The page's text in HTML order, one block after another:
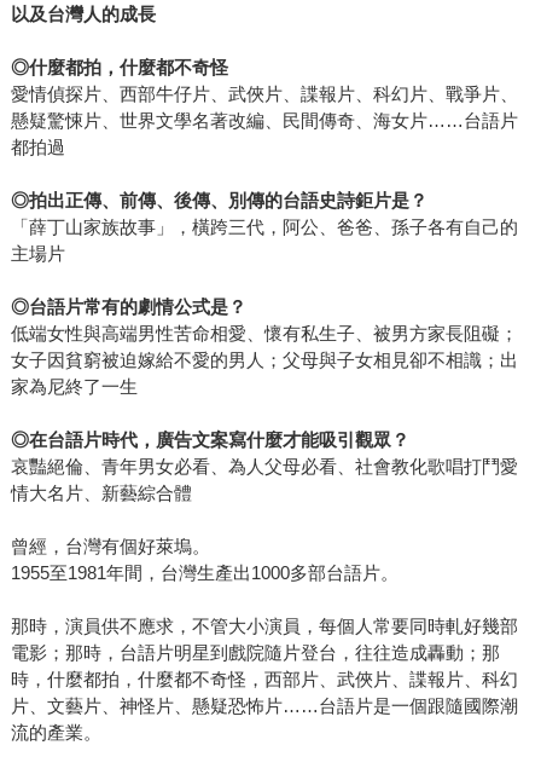
以及台灣人的成長
◎什麼都拍，什麼都不奇怪
愛情偵探片、西部牛仔片、武俠片、諜報片、科幻片、戰爭片、
懸疑驚悚片、世界文學名著改編、民間傳奇、海女片……台語片
都拍過
◎拍出正傳、前傳、後傳、別傳的台語史詩鉅片是？
「薛丁山家族故事」，橫跨三代，阿公、爸爸、孫子各有自己的
主場片
◎台語片常有的劇情公式是？
低端女性與高端男性苦命相愛、懷有私生子、被男方家長阻礙；
女子因貧窮被迫嫁給不愛的男人；父母與子女相見卻不相識；出
家為尼終了一生
◎在台語片時代，廣告文案寫什麼才能吸引觀眾？
哀豔絕倫、青年男女必看、為人父母必看、社會教化歌唱打鬥愛
情大名片、新藝綜合體
曾經，台灣有個好萊塢。
1955至1981年間，台灣生產出1000多部台語片。
那時，演員供不應求，不管大小演員，每個人常要同時軋好幾部
電影；那時，台語片明星到戲院隨片登台，往往造成轟動；那
時，什麼都拍，什麼都不奇怪，西部片、武俠片、諜報片、科幻
片、文藝片、神怪片、懸疑恐怖片……台語片是一個跟隨國際潮
流的產業。